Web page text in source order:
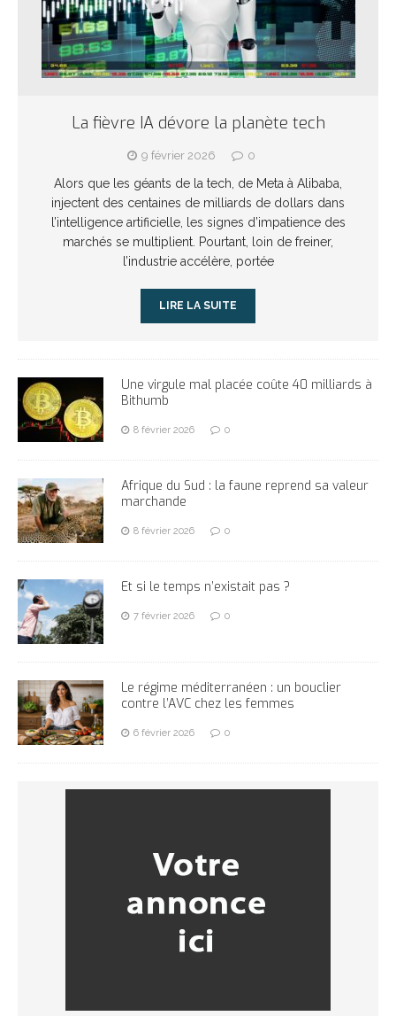
La fièvre IA dévore la planète tech
9 février 2026 0
Alors que les géants de la tech, de Meta à Alibaba,
injectent des centaines de milliards de dollars dans
l’intelligence artificielle, les signes d’impatience des
marchés se multiplient. Pourtant, loin de freiner,
l’industrie accélère, portée
LIRE LA SUITE
Une virgule mal placée coûte 40 milliards à
Bithumb
8 février 2026 0
Afrique du Sud : la faune reprend sa valeur
marchande
8 février 2026 0
Et si le temps n’existait pas ?
7 février 2026 0
Le régime méditerranéen : un bouclier
contre l’AVC chez les femmes
6 février 2026 0